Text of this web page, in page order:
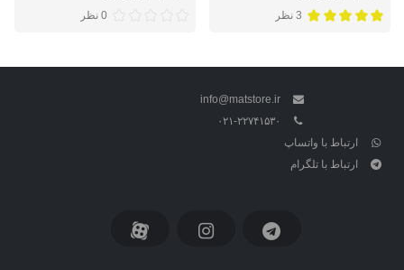
3 نظر 0 نظر
info@matstore.ir
۰۲۱-۲۲۷۴۱۵۳۰
ارتباط با واتساپ
ارتباط با تلگرام